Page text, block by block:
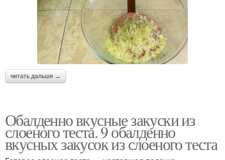
читать дальше →
Обалденно вкусные закуски из
слоеного теста. 9 обалденно
вкусных закусок из слоеного теста